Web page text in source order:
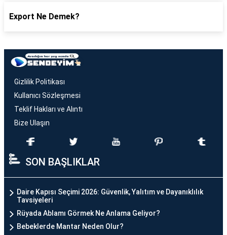
Export Ne Demek?
Gizlilik Politikası
Kullanıcı Sözleşmesi
Teklif Hakları ve Alıntı
Bize Ulaşın
SON BAŞLIKLAR
Daire Kapısı Seçimi 2026: Güvenlik, Yalıtım ve Dayanıklılık
Tavsiyeleri
Rüyada Ablamı Görmek Ne Anlama Geliyor?
Bebeklerde Mantar Neden Olur?